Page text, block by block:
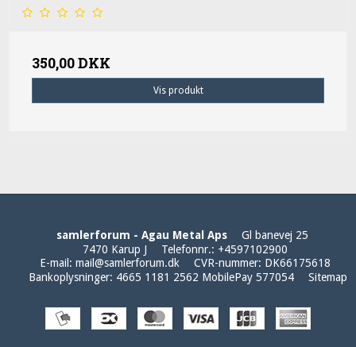
350,00 DKK
Vis produkt
samlerforum - Agau Metal Aps
Gl banevej 25
7470 Karup J
Telefonnr.: +4597102900
E-mail : mail@samlerforum.dk CVR-nummer: DK66175618
Bankoplysninger: 4665 1181 2562 MobilePay 577054 Sitemap